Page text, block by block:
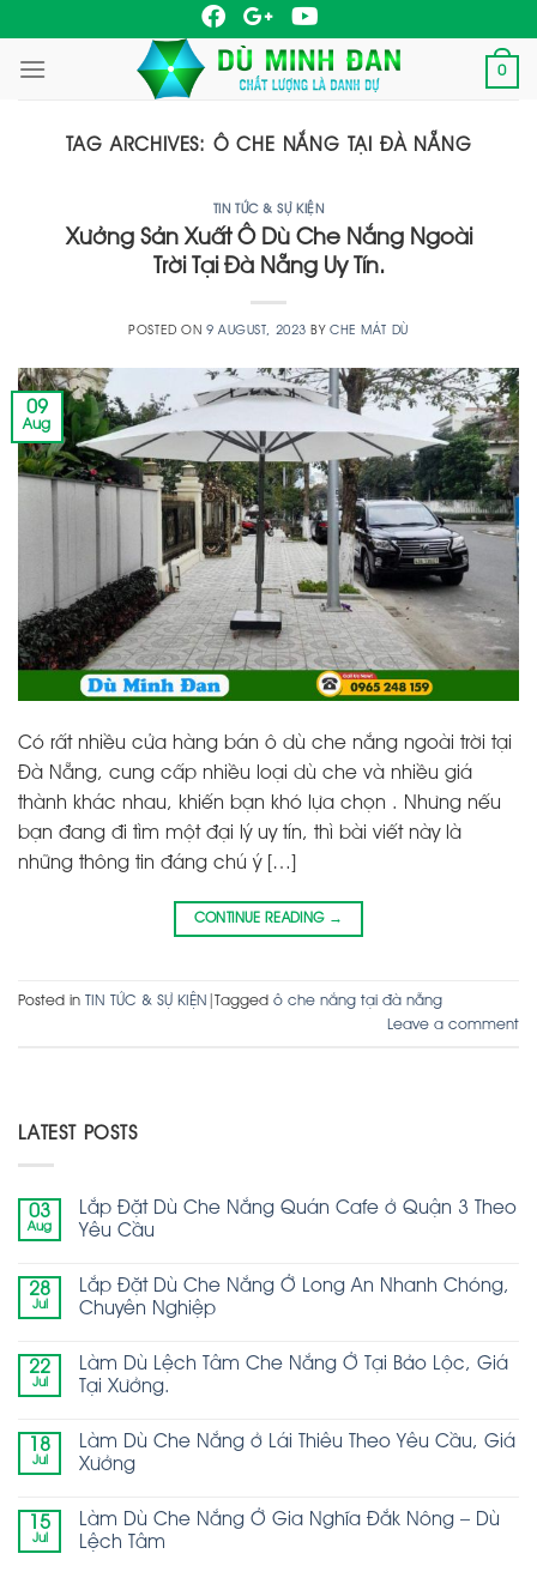
to
content
0
TAG ARCHIVES: Ô CHE NẮNG TẠI ĐÀ NẴNG
TIN TỨC & SỰ KIỆN
Xưởng Sản Xuất Ô Dù Che Nắng Ngoài
Trời Tại Đà Nẵng Uy Tín.
POSTED ON 9 AUGUST, 2023 BYCHE MÁT DÙ
09
Aug
Có rất nhiều cửa hàng bán ô dù che nắng ngoài trời tại
Đà Nẵng, cung cấp nhiều loại dù che và nhiều giá
thành khác nhau, khiến bạn khó lựa chọn . Nhưng nếu
bạn đang đi tìm một đại lý uy tín, thì bài viết này là
những thông tin đáng chú ý […]
CONTINUE READING →
Posted in TIN TỨC & SỰ KIỆN Tagged ô che nắng tại đà nẵng
Leave a comment
LATEST POSTS
03
Aug
Lắp Đặt Dù Che Nắng Quán Cafe ở Quận 3 Theo
Yêu Cầu
28
Jul
Lắp Đặt Dù Che Nắng Ở Long An Nhanh Chóng,
Chuyên Nghiệp
22
Jul
Làm Dù Lệch Tâm Che Nắng Ở Tại Bảo Lộc, Giá
Tại Xưởng.
18
Jul
Làm Dù Che Nắng ở Lái Thiêu Theo Yêu Cầu, Giá
Xưởng
15
Jul
Làm Dù Che Nắng Ở Gia Nghĩa Đắk Nông – Dù
Lệch Tâm